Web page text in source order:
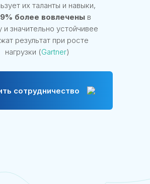
их таланты и навыки,
более вовлеченыв
и значительно устойчивее
результат при росте
нагрузки (Gartner)
сотрудничество